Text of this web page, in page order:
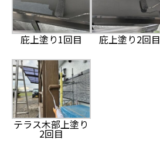
庇上塗り1回目 庇上塗り2回目
テラス木部上塗り
2回目